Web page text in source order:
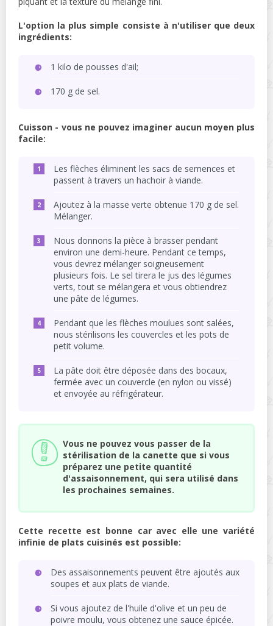
L'option la plus simple consiste à n'utiliser que deux
ingrédients:
1 kilo de pousses d'ail;
170 g de sel.
Cuisson - vous ne pouvez imaginer aucun moyen plus
facile:
Les flèches éliminent les sacs de semences et
passent à travers un hachoir à viande.
Ajoutez à la masse verte obtenue 170 g de sel.
Mélanger.
Nous donnons la pièce à brasser pendant
environ une demi-heure. Pendant ce temps,
vous devrez mélanger soigneusement
plusieurs fois. Le sel tirera le jus des légumes
verts, tout se mélangera et vous obtiendrez
une pâte de légumes.
Pendant que les flèches moulues sont salées,
nous stérilisons les couvercles et les pots de
petit volume.
La pâte doit être déposée dans des bocaux,
fermée avec un couvercle (en nylon ou vissé)
et envoyée au réfrigérateur.
Vous ne pouvez vous passer de la
stérilisation de la canette que si vous
préparez une petite quantité
d'assaisonnement, qui sera utilisé dans
les prochaines semaines.
Cette recette est bonne car avec elle une variété
infinie de plats cuisinés est possible:
Des assaisonnements peuvent être ajoutés aux
soupes et aux plats de viande.
Si vous ajoutez de l'huile d'olive et un peu de
poivre moulu, vous obtenez une sauce épicée.